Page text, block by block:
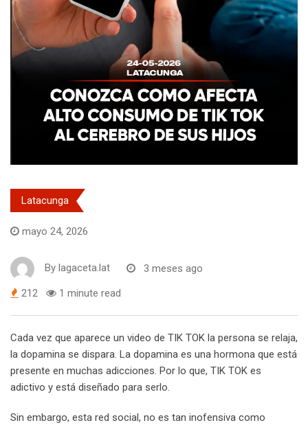
Latacunga
mayo 24, 2026
By lagaceta.lat 3 meses ago
212 1 minute read
Cada vez que aparece un video de TIK TOK la persona se relaja,
la dopamina se dispara. La dopamina es una hormona que está
presente en muchas adicciones. Por lo que, TIK TOK es
adictivo y está diseñado para serlo.
Sin embargo, esta red social, no es tan inofensiva como